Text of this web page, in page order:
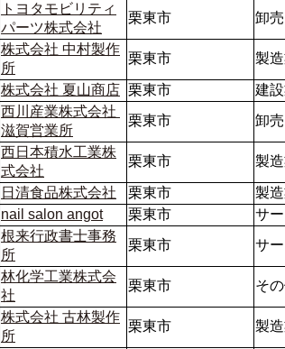
トヨタモビリティ
パーツ株式会社
栗東市 卸
株式会社 中村製作
所
栗東市 製
株式会社 夏山商店 栗東市 建
西川産業株式会社
滋賀営業所
栗東市 卸
西日本積水工業株
式会社
栗東市 製
日清食品株式会社
栗東市 製
nail salon angot
栗東市 サ
根来行政書士事務
所
栗東市 サ
林化学工業株式会
社
栗東市 そ
株式会社 古林製作
所
栗東市 製